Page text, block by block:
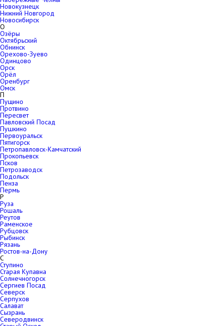
Новокузнецк
Нижний Новгород
Новосибирск
О
Озёры
Октябрьский
Обнинск
Орехово-Зуево
Одинцово
Орск
Орёл
Оренбург
Омск
П
Пущино
Протвино
Пересвет
Павловский Посад
Пушкино
Первоуральск
Пятигорск
Петропавловск-Камчатский
Прокопьевск
Псков
Петрозаводск
Подольск
Пенза
Пермь
Р
Руза
Рошаль
Реутов
Раменское
Рубцовск
Рыбинск
Рязань
Ростов-на-Дону
С
Ступино
Старая Купавна
Солнечногорск
Сергиев Посад
Северск
Серпухов
Салават
Сызрань
Северодвинск